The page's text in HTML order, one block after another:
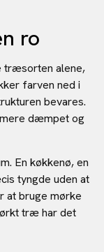
ro
træsorten alene,
farven ned i
bevares.
dæmpet og
En køkkenø, en
tyngde uden at
at bruge mørke
træ har det